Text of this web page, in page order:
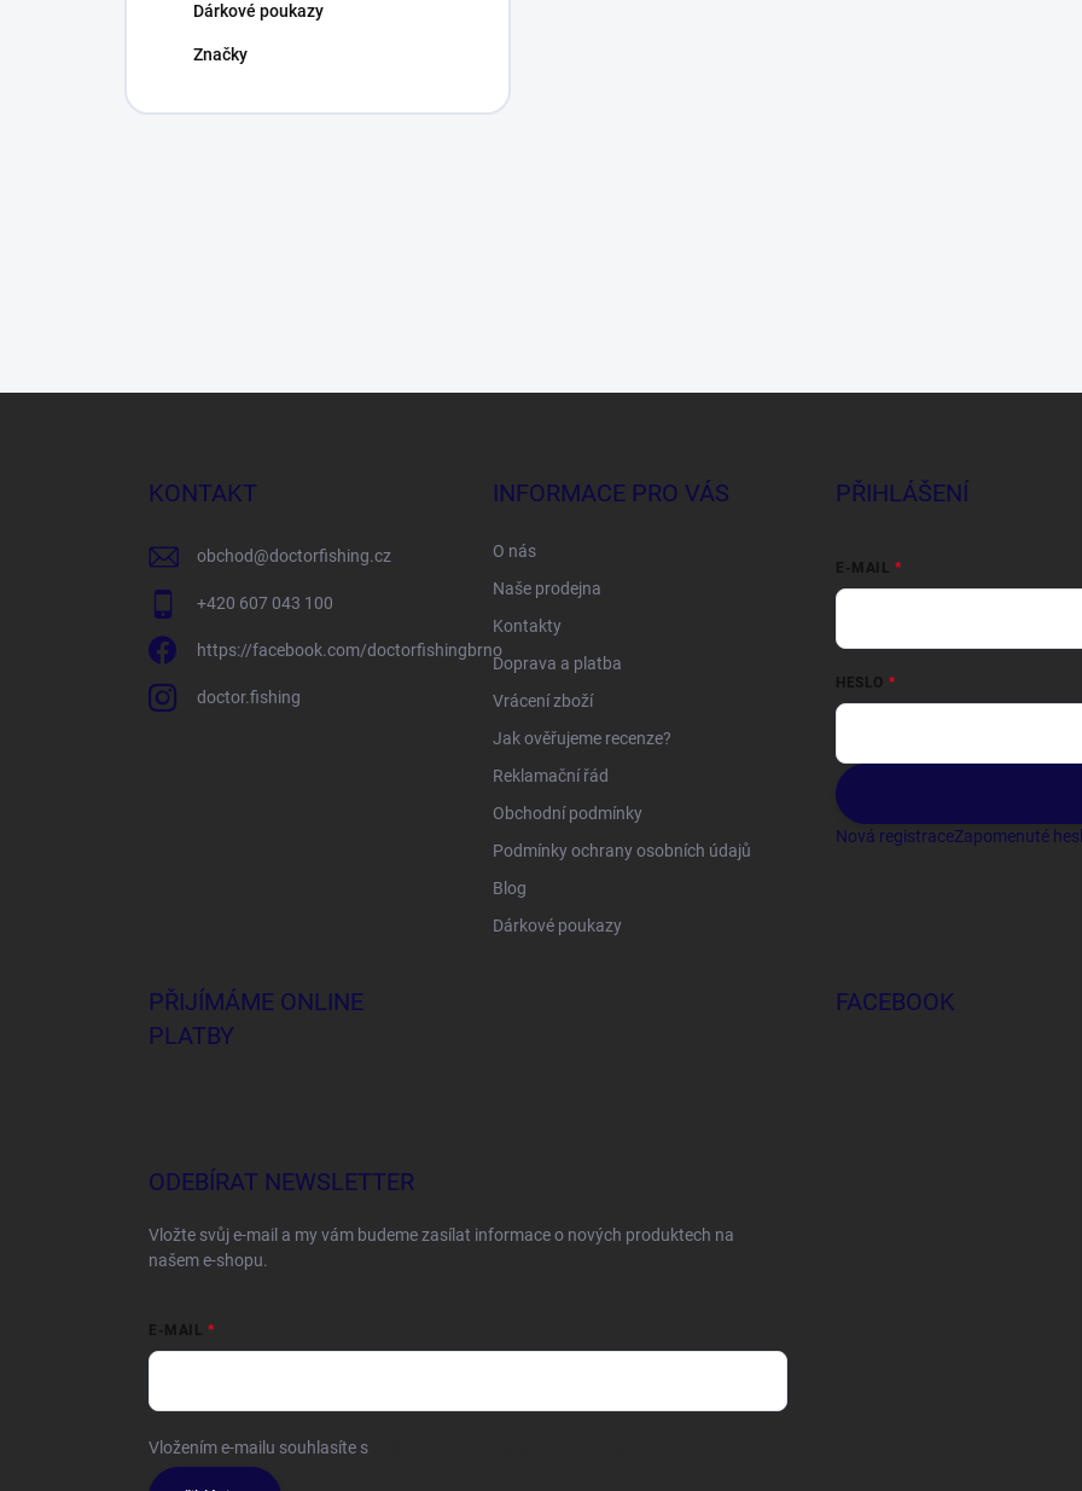
Dárkové poukazy
Značky
KONTAKT
obchod@doctorfishing.cz
+420 607 043 100
https://facebook.com/doctorfishingbrno
doctor.fishing
INFORMACE PRO VÁS
O nás
Naše prodejna
Kontakty
Doprava a platba
Vrácení zboží
Jak ověřujeme recenze?
Reklamační řád
Obchodní podmínky
Podmínky ochrany osobních údajů
Blog
Dárkové poukazy
PŘIHLÁŠENÍ
E-MAIL
HESLO
Nová registraceZapomenuté
PŘIJÍMÁME ONLINE
PLATBY
FACEBOOK
ODEBÍRAT NEWSLETTER
Vložte svůj e-mail a my vám budeme zasílat informace o nových produktech na
našem e-shopu.
E-MAIL
Vložením e-mailu souhlasíte s